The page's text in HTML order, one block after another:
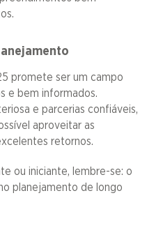
promete ser um campo
e bem informados.
e parcerias confiáveis,
aproveitar as
retornos.
ou iniciante, lembre-se: o
planejamento de longo